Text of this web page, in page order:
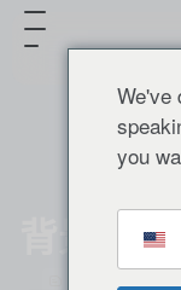
背景移除
We've
you